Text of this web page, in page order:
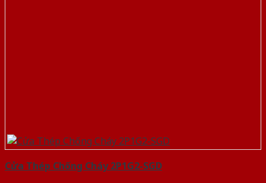
Cửa Thép Chống Cháy 2P1G2-SGD